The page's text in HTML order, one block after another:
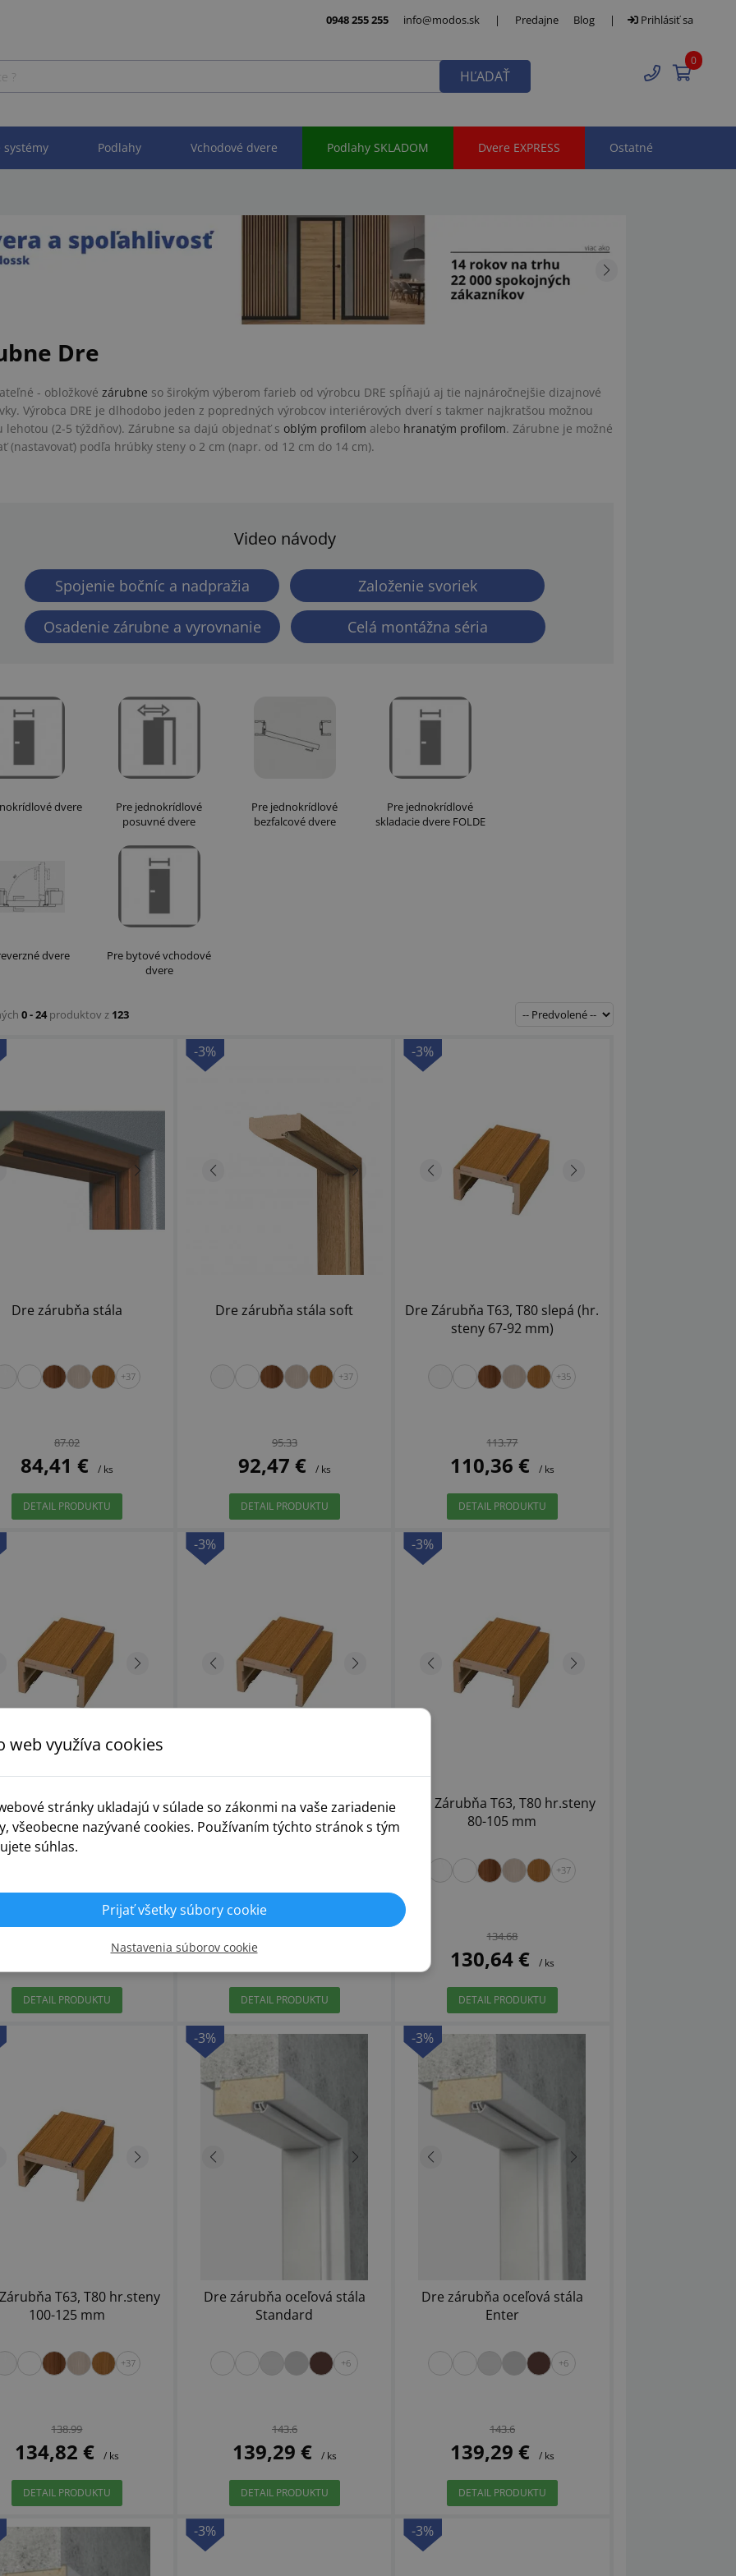
0948 255 255 info@modos.sk | Predajne Blog | Prihlásiť sa
HĽADAŤ
0
systémy Podlahy Vchodové dvere Podlahy SKLADOM Dvere EXPRESS Ostatné
Dre
- obložkové zárubne so širokým výberom farieb od výrobcu DRE spĺňajú aj tie najnáročnejšie dizajnové
Výrobca DRE je dlhodobo jeden z popredných výrobcov interiérových dverí s takmer najkratšou možnou
lehotou (2-5 týždňov). Zárubne sa dajú objednať s oblým profilom alebo hranatým profilom. Zárubne je možné
(nastavovať) podľa hrúbky steny o 2 cm (napr. od 12 cm do 14 cm).
Video návody
Spojenie bočníc a nadpražia Založenie svoriek
Osadenie zárubne a vyrovnanie Celá montážna séria
dvere
Pre jednokrídlové
posuvné dvere
Pre jednokrídlové
bezfalcové dvere
Pre jednokrídlové
skladacie dvere FOLDE
dvere
Pre bytové vchodové
dvere
0 - 24produktov z 123
Dre zárubňa stála
+37
87.02
84,41 € / ks
DETAIL PRODUKTU
-3%
Dre zárubňa stála soft
+37
95.33
92,47 € / ks
DETAIL PRODUKTU
-3%
Dre Zárubňa T63, T80 slepá (hr.
steny 67-92 mm)
+35
113.77
110,36 € / ks
DETAIL PRODUKTU
T63, T80 slepá (hr.
steny 87-112 mm)
DETAIL PRODUKTU
-3%
Dre Zárubňa T63, T80 hr.steny
60-80 mm
130,64 €
DETAIL PRODUKTU
-3%
Dre Zárubňa T63, T80 hr.steny
80-105 mm
+37
134.68
130,64 € / ks
DETAIL PRODUKTU
T63, T80 hr.steny
100-125 mm
+37
138.99
134,82 € / ks
DETAIL PRODUKTU
-3%
Dre zárubňa oceľová stála
Standard
+6
143.6
139,29 € / ks
DETAIL PRODUKTU
-3%
Dre zárubňa oceľová stála
Enter
+6
143.6
139,29 € / ks
DETAIL PRODUKTU
-3% -3%
web využíva cookies
stránky ukladajú v súlade so zákonmi na vaše zariadenie
všeobecne nazývané cookies. Používaním týchto stránok s tým
súhlas.
Prijať všetky súbory cookie
Nastavenia súborov cookie